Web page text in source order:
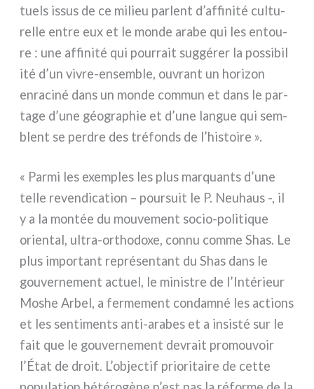
tuels issus de ce milieu par­lent d’affinité cul­tu­
rel­le entre eux et le mon­de ara­be qui les entou­
re : une affi­ni­té qui pour­rait sug­gé­rer la pos­si­bi­l
i­té d’un vivre-ensemble, ouvrant un hori­zon
enra­ci­né dans un mon­de com­mun et dans le par­
ta­ge d’une géo­gra­phie et d’une lan­gue qui sem­
blent se per­dre des tré­fonds de l’histoire ».
« Parmi les exem­ples les plus mar­quan­ts d’une
tel­le reven­di­ca­tion – pour­suit le P. Neuhaus -, il
y a la mon­tée du mou­ve­ment socio-politique
orien­tal, ultra-orthodoxe, con­nu com­me Shas. Le
plus impor­tant repré­sen­tant du Shas dans le
gou­ver­ne­ment actuel, le mini­stre de l’Intérieur
Moshe Arbel, a fer­me­ment con­dam­né les actions
et les sen­ti­men­ts anti-arabes et a insi­sté sur le
fait que le gou­ver­ne­ment devrait pro­mou­voir
l’État de droit. L’objectif prio­ri­tai­re de cet­te